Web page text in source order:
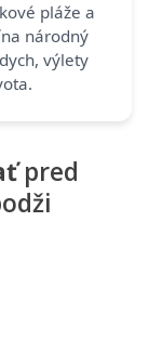
pláže a
národný
výlety
pred